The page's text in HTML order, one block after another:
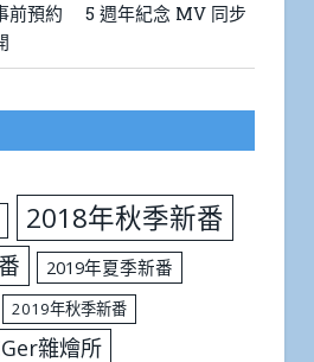
前預約 5 週年紀念 MV 同步
2018年秋季新番
2019年夏季新番
2019年秋季新番
雜燴所